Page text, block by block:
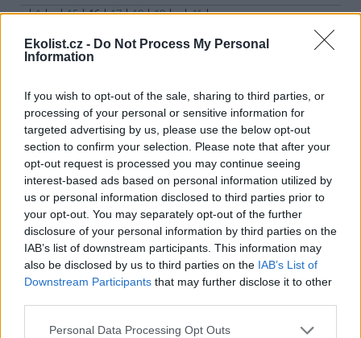
Ekolist.cz - Do Not Process My Personal
Information
If you wish to opt-out of the sale, sharing to third parties, or
processing of your personal or sensitive information for
targeted advertising by us, please use the below opt-out
section to confirm your selection. Please note that after your
opt-out request is processed you may continue seeing
interest-based ads based on personal information utilized by
us or personal information disclosed to third parties prior to
your opt-out. You may separately opt-out of the further
disclosure of your personal information by third parties on the
IAB’s list of downstream participants. This information may
also be disclosed by us to third parties on the IAB’s List of
Downstream Participants that may further disclose it to other
Personal Data Processing Opt Outs
«|1|..|15|16|17|18|19|..|41|»
Setkání všedního dne
14.12.2012 | Miroslav Červenka
Když západ ploval v řídké rumělce
a vločky vály vzdorujíce tíži,
slyšel jsem národního umělce,
jak volá „buď zdráv, Mirku“ na refýži.
Přehled knih a filmů
Mojmír Vlašín: Další příhody ochránce přírody
Vlašína opět přináší rozmarné